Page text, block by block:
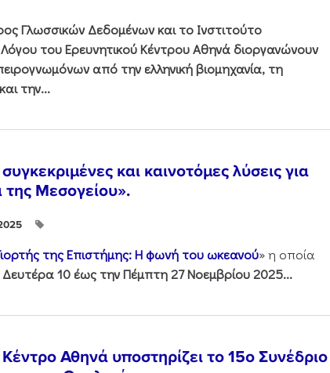
Γλωσσικών Δεδομένων και το Ινστιτούτο
του Ερευνητικού Κέντρου Αθηνά διοργανώνουν
από την ελληνική βιομηχανία, τη
την...
και καινοτόμες λύσεις για
της Μεσογείου».
της Επιστήμης: Η φωνή του ωκεανού» η οποία
Δευτέρα 10 έως την Πέμπτη 27 Νοεμβρίου 2025...
Αθηνά υποστηρίζει το 15ο Συνέδριο